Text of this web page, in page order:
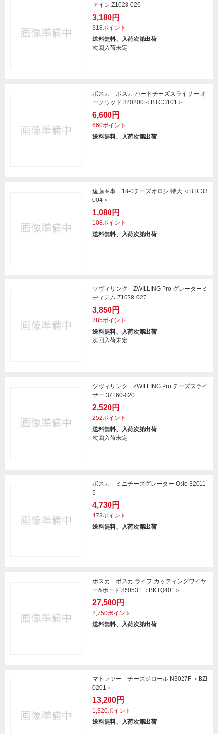
ァイン Z1028-026
3,180円
318ポイント
送料無料、入荷次第出荷
次回入荷未定
ボスカ ボスカ ハードチーズスライサー オ
ークウッド 320200 ＜BTCG101＞
6,600円
660ポイント
送料無料、入荷次第出荷
遠藤商事 18-0チーズオロシ 特大 ＜BTC33
004＞
1,080円
108ポイント
送料無料、入荷次第出荷
ツヴィリング ZWILLING Pro グレーターミ
ディアム Z1028-027
3,850円
385ポイント
送料無料、入荷次第出荷
次回入荷未定
ツヴィリング ZWILLING Pro チーズスライ
サー 37160-020
2,520円
252ポイント
送料無料、入荷次第出荷
次回入荷未定
ボスカ ミニチーズグレーター Oslo 32011
5
4,730円
473ポイント
送料無料、入荷次第出荷
ボスカ ボスカ ライフ カッティングワイヤ
ー&ボード 850531 ＜BKTQ401＞
27,500円
2,750ポイント
送料無料、入荷次第出荷
マトファー チーズジロール N3027F ＜BZI
0201＞
13,200円
1,320ポイント
送料無料、入荷次第出荷